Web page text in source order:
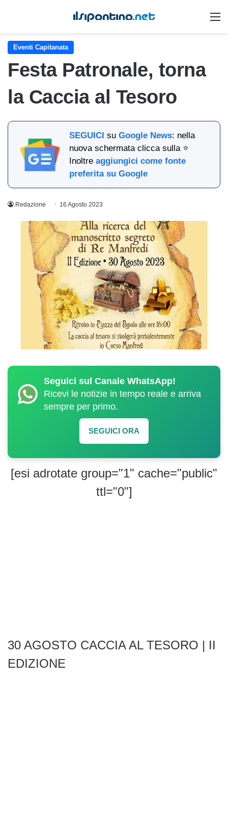
Eventi Capitanata
Festa Patronale, torna
la Caccia al Tesoro
SEGUICI suGoogle News: nella
nuova schermata clicca sulla ⭐
Inoltreaggiungici come fonte
preferita su Google
Redazione 16 Agosto 2023
Seguici sul Canale WhatsApp!
Ricevi le notizie in tempo reale e arriva
sempre per primo.
SEGUICI ORA
[esi adrotate group="1" cache="public"
ttl="0"]
30 AGOSTO CACCIA AL TESORO | II
EDIZIONE